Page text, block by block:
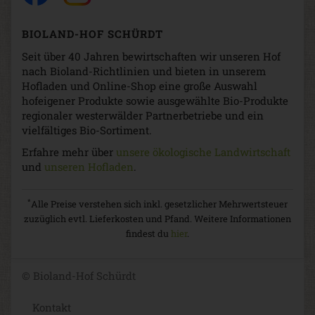
BIOLAND-HOF SCHÜRDT
Seit über 40 Jahren bewirtschaften wir unseren Hof
nach Bioland-Richtlinien und bieten in unserem
Hofladen und Online-Shop eine große Auswahl
hofeigener Produkte sowie ausgewählte Bio-Produkte
regionaler westerwälder Partnerbetriebe und ein
vielfältiges Bio-Sortiment.
Erfahre mehr über unsere ökologische Landwirtschaft
und unseren Hofladen.
*Alle Preise verstehen sich inkl. gesetzlicher Mehrwertsteuer
zuzüglich evtl. Lieferkosten und Pfand. Weitere Informationen
findest du hier.
© Bioland-Hof Schürdt
Kontakt